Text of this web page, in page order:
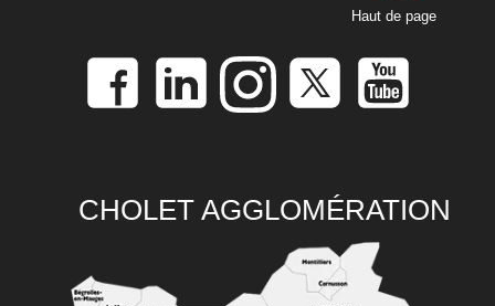
Haut de page
CHOLET AGGLOMÉRATION